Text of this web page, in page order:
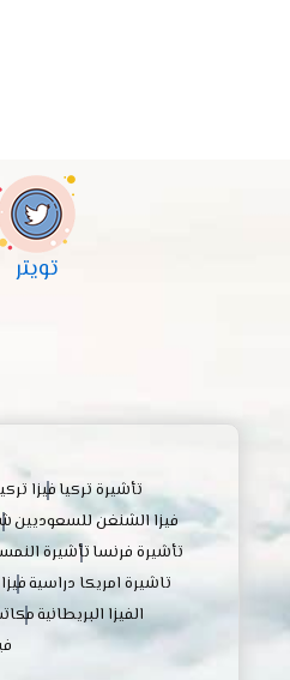
تويتر
تأشيرة تركيافيزا
فيزا الشنغن للسعوديين
تأشيرة فرنسا تأشيرة
تاشيرة امريكا دراسية
الفيزا البريطانية